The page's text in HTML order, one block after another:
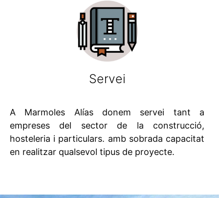
Servei
A Marmoles Alías donem servei tant a
empreses del sector de la construcció,
hosteleria i particulars. amb sobrada capacitat
en realitzar qualsevol tipus de proyecte.